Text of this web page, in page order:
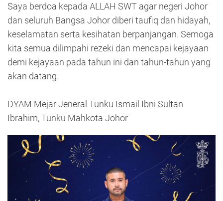
Saya berdoa kepada ALLAH SWT agar negeri Johor
dan seluruh Bangsa Johor diberi taufiq dan hidayah,
keselamatan serta kesihatan berpanjangan. Semoga
kita semua dilimpahi rezeki dan mencapai kejayaan
demi kejayaan pada tahun ini dan tahun-tahun yang
akan datang.
DYAM Mejar Jeneral Tunku Ismail Ibni Sultan
Ibrahim, Tunku Mahkota Johor